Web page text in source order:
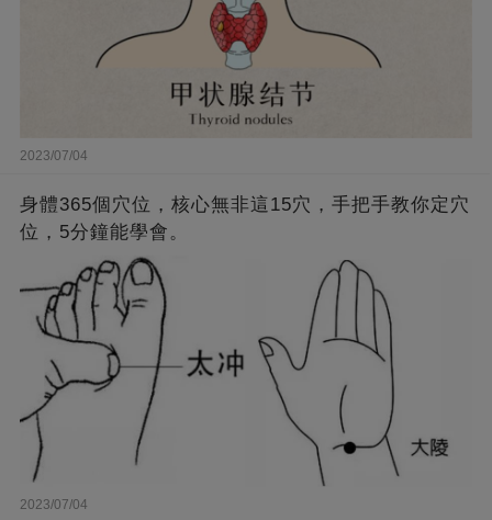
2023/07/04
身體365個穴位，核心無非這15穴，手把手教你定穴
位，5分鐘能學會。
2023/07/04